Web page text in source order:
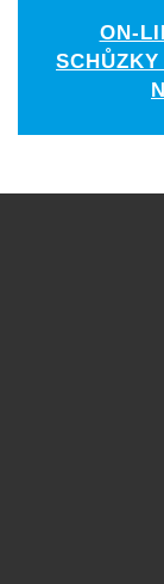
ON-